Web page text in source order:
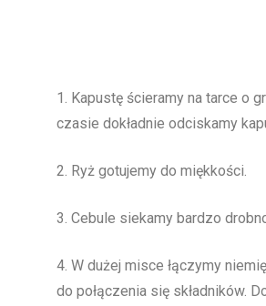
1. Kapustę ścieramy na tarce o
czasie dokładnie odciskamy
2. Ryż gotujemy do miękkości.
3. Cebule siekamy bardzo
4. W dużej misce łączymy
do połączenia się składników.